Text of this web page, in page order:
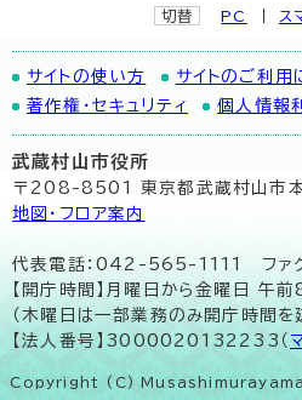
切替 PC ス
サイトの使い方
サイトのご利用
著作権・セキュリティ
個人情報
武蔵村山市役所
〒208-8501 東京都武蔵村山市
地図･フロア案内
代表電話：042-565-1111 フ
【開庁時間】月曜日から金曜日 午
（木曜日は一部業務のみ開庁時間を
【法人番号】3000020132233（
Copyright (C)